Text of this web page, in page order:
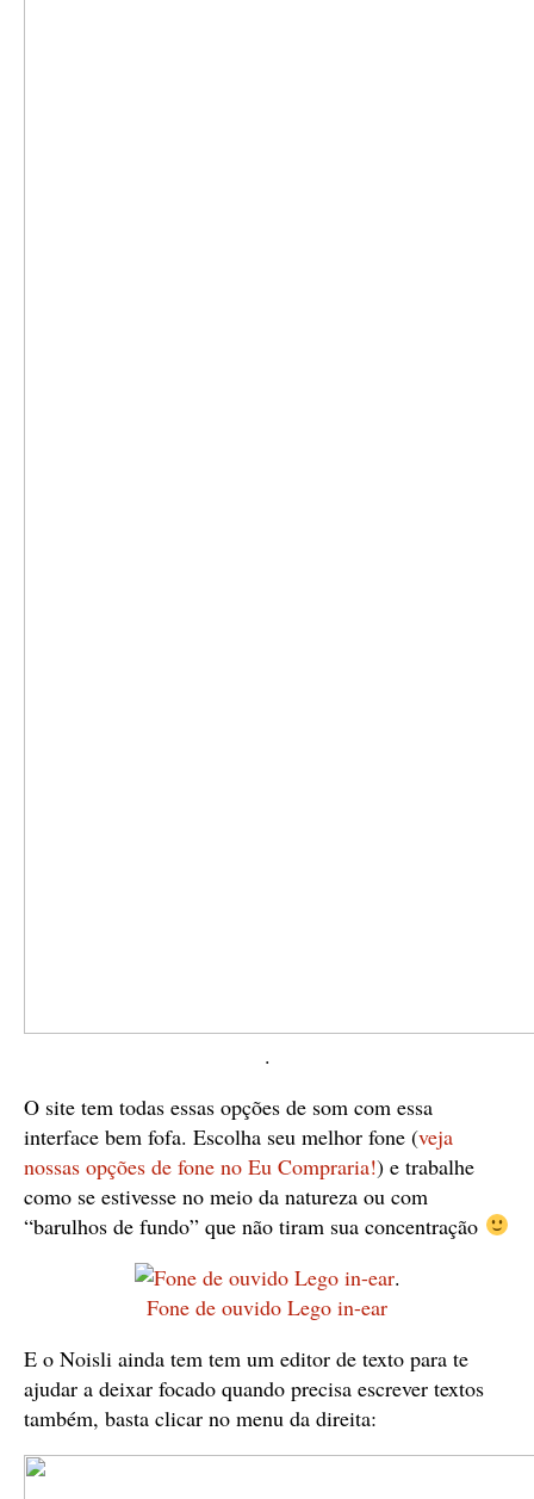
.
O site tem todas essas opções de som com essa
interface bem fofa. Escolha seu melhor fone (veja
nossas opções de fone no Eu Compraria!) e trabalhe
como se estivesse no meio da natureza ou com
“barulhos de fundo” que não tiram sua concentração
.
Fone de ouvido Lego in-ear
E o Noisli ainda tem tem um editor de texto para te
ajudar a deixar focado quando precisa escrever textos
também, basta clicar no menu da direita: